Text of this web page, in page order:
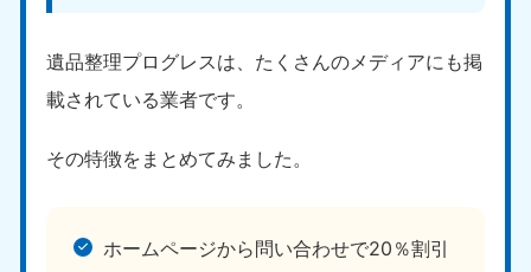
遺品整理プログレスは、たくさんのメディアにも掲
載されている業者です。
その特徴をまとめてみました。
ホームページから問い合わせで20％割引